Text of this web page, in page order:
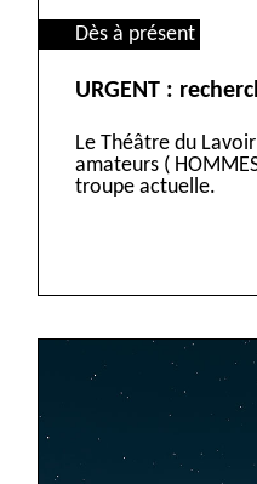
Dès à présent
URGENT :
Le Théâtre du
amateurs (
troupe actuelle.